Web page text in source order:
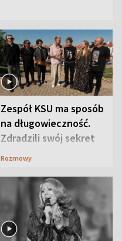
Zespół KSU ma sposób
na długowieczność.
Zdradzili swój sekret
Rozmowy